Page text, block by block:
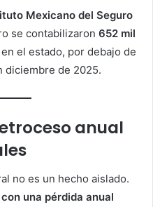
Mexicano del Seguro
se contabilizaron 652 mil
en el estado, por debajo de
diciembre de 2025.
anual
no es un hecho aislado.
una pérdida anual